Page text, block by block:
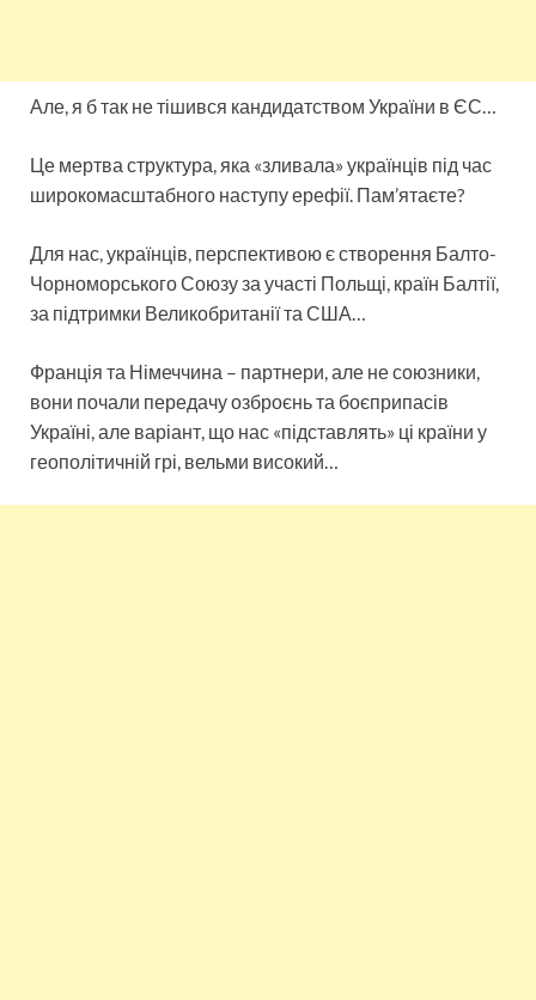
Але, я б так не тішився кандидатством України в ЄС…
Це мертва структура, яка «зливала» українців під час
широкомасштабного наступу ерефії. Пам’ятаєте?
Для нас, українців, перспективою є створення Балто-
Чорноморського Союзу за участі Польщі, країн Балтії,
за підтримки Великобританії та США…
Франція та Німеччина – партнери, але не союзники,
вони почали передачу озброєнь та боєприпасів
Україні, але варіант, що нас «підставлять» ці країни у
геополітичній грі, вельми високий…